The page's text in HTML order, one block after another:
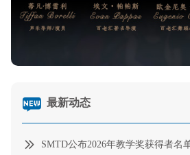
最新动态
SMTD公布2026年教学奖获得者名